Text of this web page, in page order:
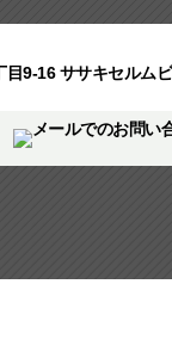
9-16 ササキセルム